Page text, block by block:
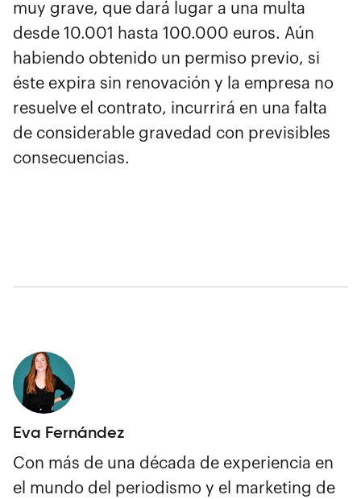
muy grave, que dará lugar a una multa
desde 10.001 hasta 100.000 euros. Aún
habiendo obtenido un permiso previo, si
éste expira sin renovación y la empresa no
resuelve el contrato, incurrirá en una falta
de considerable gravedad con previsibles
consecuencias.
Eva Fernández
Con más de una década de experiencia en
el mundo del periodismo y el marketing de